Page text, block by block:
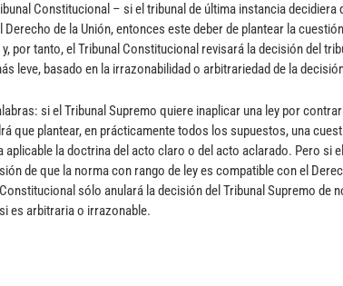
Constitucional – si el tribunal de última instancia decidiera
Derecho de la Unión, entonces este deber de plantear la
por tanto, el Tribunal Constitucional revisará la decisión del
leve, basado en la irrazonabilidad o arbitrariedad de la
si el Tribunal Supremo quiere inaplicar una ley por
que plantear, en prácticamente todos los supuestos, una
aplicable la doctrina del acto claro o del acto aclarado. Pero si
de que la norma con rango de ley es compatible con el
sólo anulará la decisión del Tribunal Supremo de
es arbitraria o irrazonable.